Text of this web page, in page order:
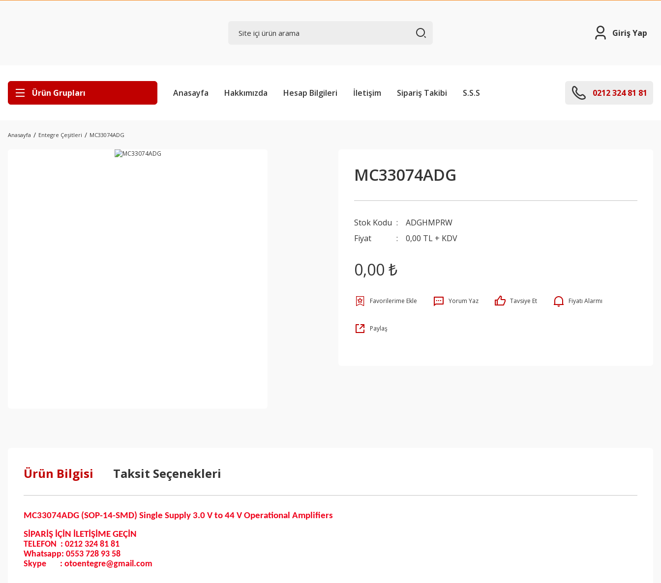
Giriş Yap
Ürün Grupları Anasayfa Hakkımızda Hesap Bilgileri İletişim Sipariş Takibi S.S.S 0212 324 81 81
Anasayfa Entegre Çeşitleri MC33074ADG
MC33074ADG
Stok Kodu
ADGHMPRW
Fiyat
0,00 TL + KDV
0,00 ₺
Yorum Yaz Tavsiye Et Fiyatı Alarmı
Paylaş
Ürün Bilgisi Taksit Seçenekleri
MC33074ADG (SOP-14-SMD) Single Supply 3.0 V to 44 V Operational Amplifiers
SİPARİŞ İÇİN İLETİŞİME GEÇİN
TELEFON : 0212 324 81 81
Whatsapp: 0553 728 93 58
Skype : otoentegre@gmail.com